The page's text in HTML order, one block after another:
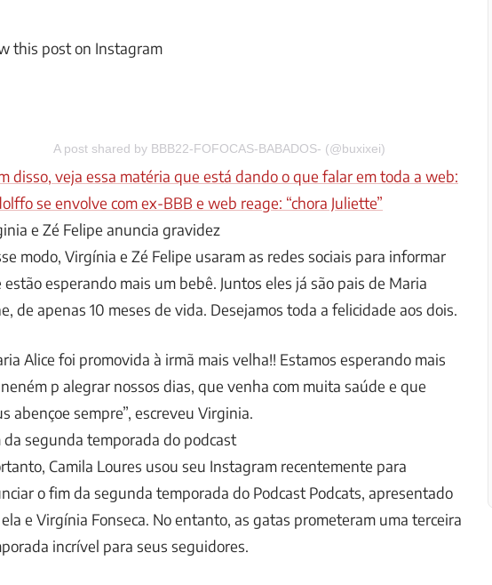
this post on Instagram
A post shared by BBB22-FOFOCAS-BABADOS- (@buxixei)
disso, veja essa matéria que está dando o que falar em toda a web:
se envolve com ex-BBB e web reage: “chora Juliette”
e Zé Felipe anuncia gravidez
modo, Virgínia e Zé Felipe usaram as redes sociais para informar
estão esperando mais um bebê. Juntos eles já são pais de Maria
de apenas 10 meses de vida. Desejamos toda a felicidade aos dois.
Alice foi promovida à irmã mais velha!! Estamos esperando mais
p alegrar nossos dias, que venha com muita saúde e que
abençoe sempre”, escreveu Virginia.
da segunda temporada do podcast
Camila Loures usou seu Instagram recentemente para
o fim da segunda temporada do Podcast Podcats, apresentado
e Virgínia Fonseca. No entanto, as gatas prometeram uma terceira
incrível para seus seguidores.